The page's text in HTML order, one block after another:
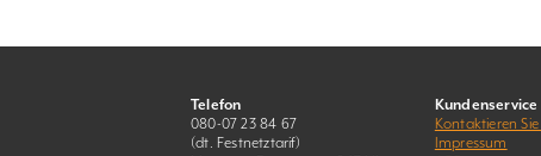
Telefon
080-07 23 84 67
(dt. Festnetztarif)
Kundenservice
Kontaktieren
Impressum